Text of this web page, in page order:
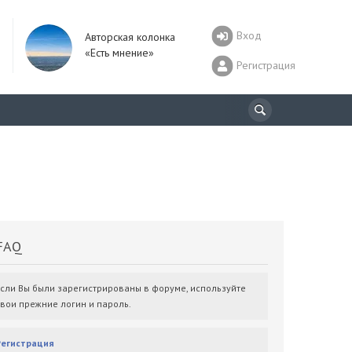
Авторская колонка
«Есть мнение»
Вход
Регистрация
Вы были зарегистрированы в форуме, используйте
прежние логин и пароль.